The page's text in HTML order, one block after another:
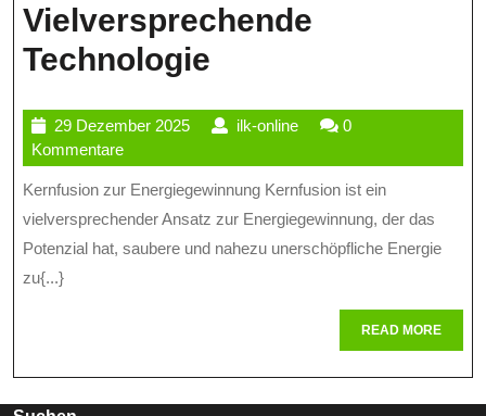
Vielversprechende
Technologie
Der
Kernfusion
Als
Technologie
29 Dezember 202529
2025
ilk-onlineilk-
0
Kommentare
Kernfusion zur Energiegewinnung Kernfusion ist ein
vielversprechender Ansatz zur Energiegewinnung, der das
Potenzial hat, saubere und nahezu unerschöpfliche Energie
zu{...}
READ MOREREAD
MORE